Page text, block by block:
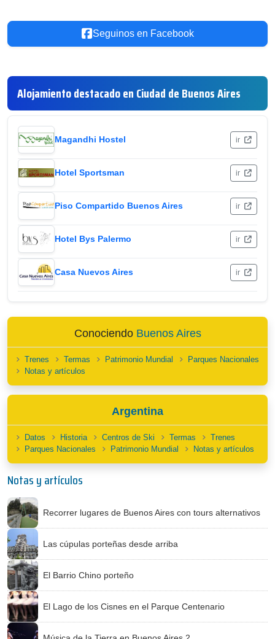
Seguinos en Facebook
Alojamiento destacado en Ciudad de Buenos Aires
Magandhi Hostel ir
Hotel Sportsman ir
Piso Compartido Buenos Aires ir
Hotel Bys Palermo ir
Casa Nuevos Aires ir
Conociendo Buenos Aires
Trenes Termas Patrimonio Mundial
Parques Nacionales
Notas y artículos
Argentina
Datos Historia Centros de Ski Termas
Trenes
Parques Nacionales
Patrimonio Mundial Notas y artículos
Notas y artículos
Recorrer lugares de Buenos Aires con tours alternativos
Las cúpulas porteñas desde arriba
El Barrio Chino porteño
El Lago de los Cisnes en el Parque Centenario